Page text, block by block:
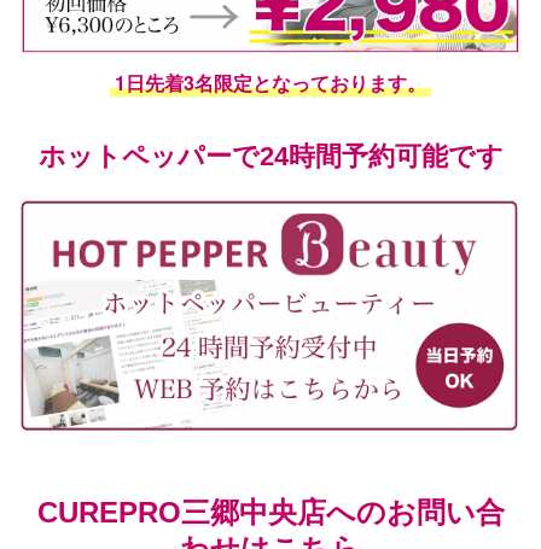
1日先着3名限定となっております。
ホットペッパーで24時間予約可能です
CUREPRO三郷中央店へのお問い合